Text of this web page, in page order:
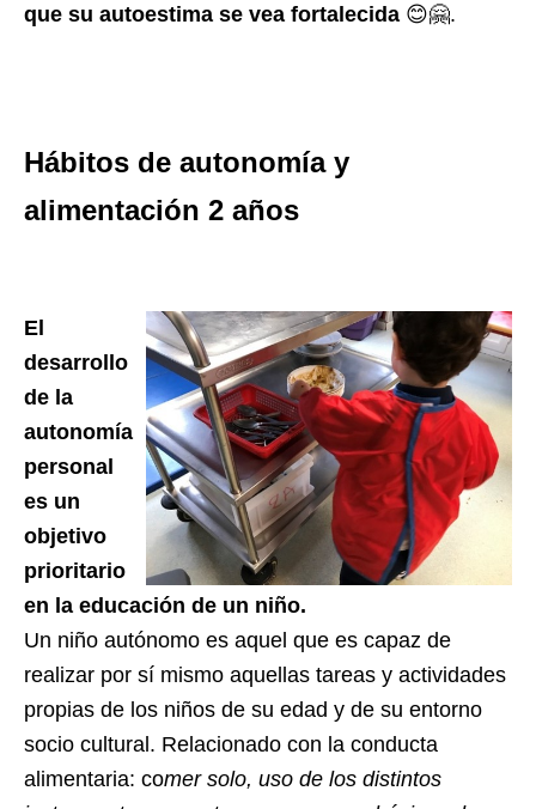
que su autoestima se vea fortalecida 😊🤗.
Hábitos de autonomía y
alimentación 2 años
El
desarrollo
de la
autonomía
personal
es un
objetivo
prioritario
en la educación de un niño.
Un niño autónomo es aquel que es capaz de
realizar por sí mismo aquellas tareas y actividades
propias de los niños de su edad y de su entorno
socio cultural. Relacionado con la conducta
alimentaria: comer solo, uso de los distintos